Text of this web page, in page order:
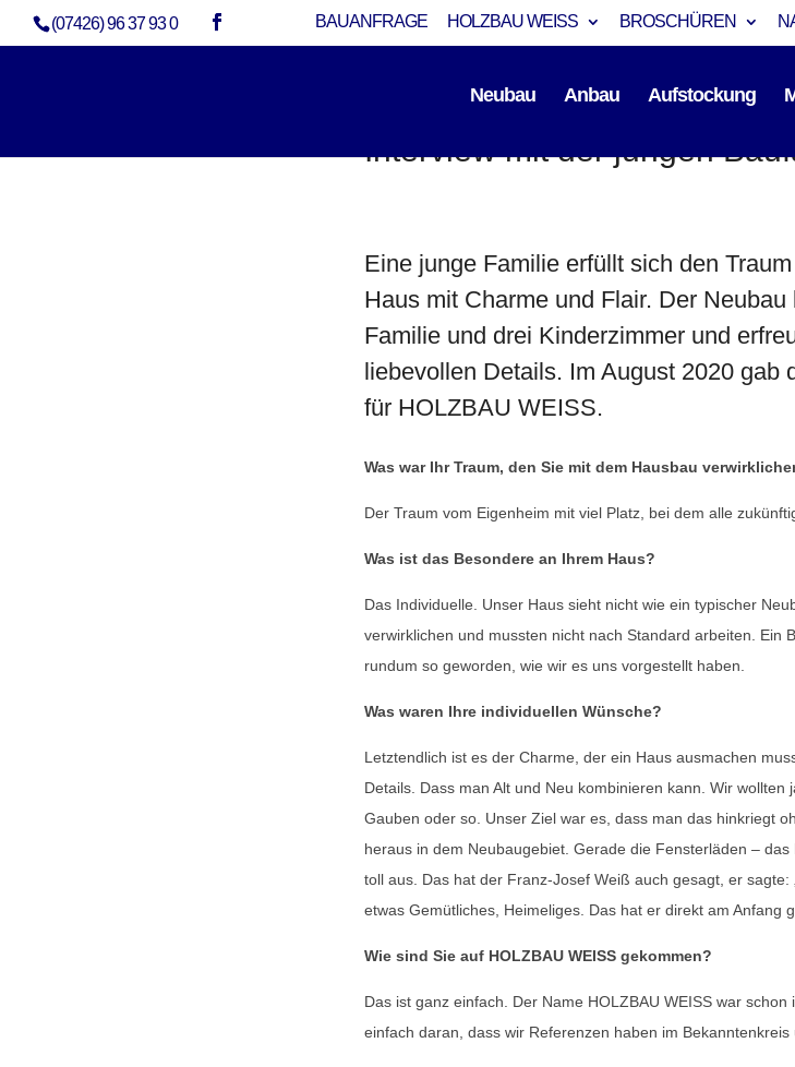
(07426) 96 37 93 0 BAUANFRAGE HOLZBAU WEISS BROSCHÜREN
Neubau Anbau Aufstockung
Interview mit der jungen
Eine junge Familie erfüllt sich den
Haus mit Charme und Flair. Der
Familie und drei Kinderzimmer und
liebevollen Details. Im August 2020 gab
für HOLZBAU WEISS.
Was war Ihr Traum, den Sie mit dem Hausbau
Der Traum vom Eigenheim mit viel Platz, bei dem alle
Was ist das Besondere an Ihrem Haus?
Das Individuelle. Unser Haus sieht nicht wie ein typischer
verwirklichen und mussten nicht nach Standard arbeiten. Ein
rundum so geworden, wie wir es uns vorgestellt haben.
Was waren Ihre individuellen Wünsche?
Letztendlich ist es der Charme, der ein Haus ausmachen
Details. Dass man Alt und Neu kombinieren kann. Wir
Gauben oder so. Unser Ziel war es, dass man das hinkriegt
heraus in dem Neubaugebiet. Gerade die Fensterläden –
toll aus. Das hat der Franz-Josef Weiß auch gesagt, er
etwas Gemütliches, Heimeliges. Das hat er direkt am Anfang
Wie sind Sie auf HOLZBAU WEISS gekommen?
Das ist ganz einfach. Der Name HOLZBAU WEISS war
einfach daran, dass wir Referenzen haben im Bekanntenkreis